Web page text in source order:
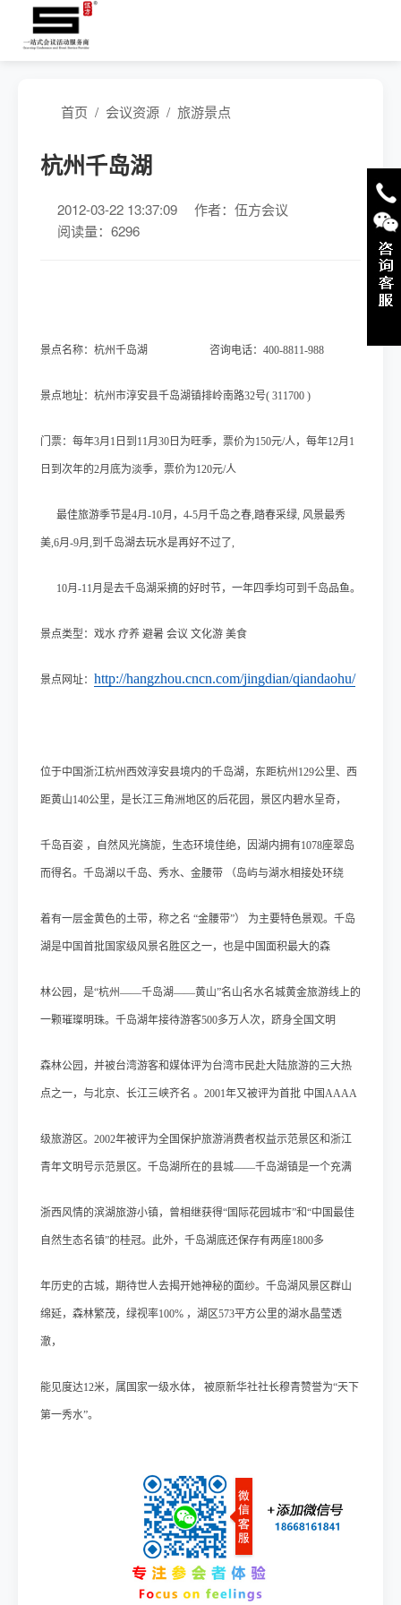
首页 / 会议资源 / 旅游景点
杭州千岛湖
2012-03-22 13:37:09
作者：伍方会议
阅读量：6296
景点名称：杭州千岛湖 咨询电话：400-8811-988
景点地址：杭州市淳安县千岛湖镇排岭南路32号( 311700 )
门票：每年3月1日到11月30日为旺季，票价为150元/人， 每年12月1
日到次年的2月底为淡季，票价为120元/人
最佳旅游季节是4月-10月，4-5月千岛之春,踏春采绿, 风景最秀
美,6月-9月,到千岛湖去玩水是再好不过了,
10月-11月是去千岛湖采摘的好时节，一年四季均可到千岛品鱼。
景点类型： 戏水 疗养 避暑 会议 文化游 美食
景点网址： http://hangzhou.cncn.com/jingdian/qiandaohu/
位于中国浙江杭州西效淳安县境内的千岛湖，东距杭州129公里、西
距黄山140公里，是长江三角洲地区的后花园，景区内碧水呈奇，
千岛百姿 ，自然风光旖旎，生态环境佳绝，因湖内拥有1078座翠岛
而得名。千岛湖以千岛、秀水、金腰带 （岛屿与湖水相接处环绕
着有一层金黄色的土带，称之名 “金腰带”） 为主要特色景观。千岛
湖是中国首批国家级风景名胜区之一，也是中国面积最大的森
林公园，是“杭州——千岛湖——黄山”名山名水名城黄金旅游线上的
一颗璀璨明珠。千岛湖年接待游客500多万人次，跻身全国文明
森林公园，并被台湾游客和媒体评为台湾市民赴大陆旅游的三大热
点之一，与北京、长江三峡齐名 。2001年又被评为首批 中国AAAA
级旅游区。2002年被评为全国保护旅游消费者权益示范景区和浙江
青年文明号示范景区。千岛湖所在的县城——千岛湖镇是一个充满
浙西风情的滨湖旅游小镇，曾相继获得“国际花园城市”和“中国最佳
自然生态名镇”的桂冠。此外，千岛湖底还保存有两座1800多
年历史的古城，期待世人去揭开她神秘的面纱。千岛湖风景区群山
绵延，森林繁茂，绿视率100% ，湖区573平方公里的湖水晶莹透
澈，
能见度达12米，属国家一级水体， 被原新华社社长穆青赞誉为“天下
第一秀水”。